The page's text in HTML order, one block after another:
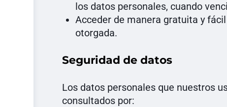
los datos personales, cuando
Acceder de manera gratuita y
otorgada.
Seguridad de datos
Los datos personales que nuestros
consultados por: